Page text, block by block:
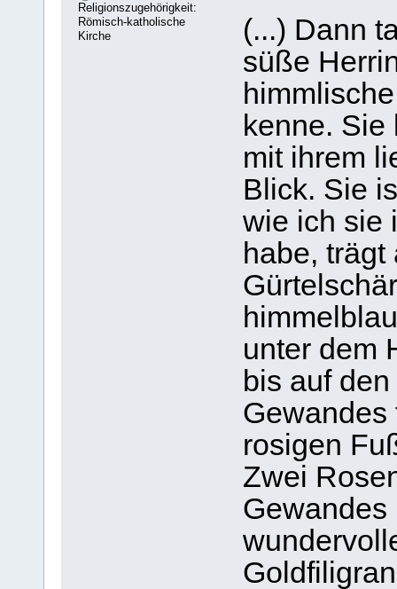
Religionszugehörigkeit:
Römisch-katholische
Kirche
(...) Dann
süße
kenne.
mit ihrem
Blick. Sie
wie ich sie
habe,
unter dem
bis auf
Gewandes
rosigen
Zwei